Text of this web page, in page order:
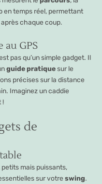
en temps réel, permettant
chaque coup.
au GPS
pas qu’un simple gadget. Il
guide pratiquesur le
précises sur la distance
Imaginez un caddie
!
de
mais puissants,
sur votre swing.